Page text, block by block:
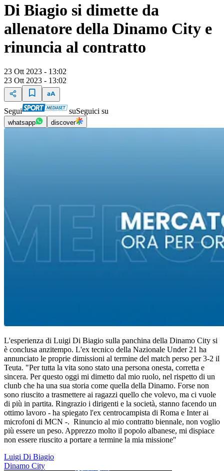
Di Biagio si dimette da
allenatore della Dinamo City e
rinuncia al contratto
23 Ott 2023 - 13:02
23 Ott 2023 - 13:02
Segui suSeguici su
whatsapp discover
L'esperienza di Luigi Di Biagio sulla panchina della Dinamo City si
è conclusa anzitempo. L'ex tecnico della Nazionale Under 21 ha
annunciato le proprie dimissioni al termine del match perso per 3-2 il
Teuta. "Per tutta la vita sono stato una persona onesta, corretta e
sincera. Per questo oggi mi dimetto dal mio ruolo, nel rispetto di un
clunb che ha una sua storia come quella della Dinamo. Forse non
sono riuscito a trasmettere ai ragazzi quello che volevo, ma ci vuole
di più in partita. Ringrazio i dirigenti e la società, stanno facendo un
ottimo lavoro - ha spiegato l'ex centrocampista di Roma e Inter ai
microfoni di MCN -. Rinuncio al mio contratto biennale, non voglio
più essere un peso. Apprezzo molto il popolo albanese, mi dispiace
non essere riuscito a portare a termine la mia missione"
Luigi Di Biagio
Dinamo City